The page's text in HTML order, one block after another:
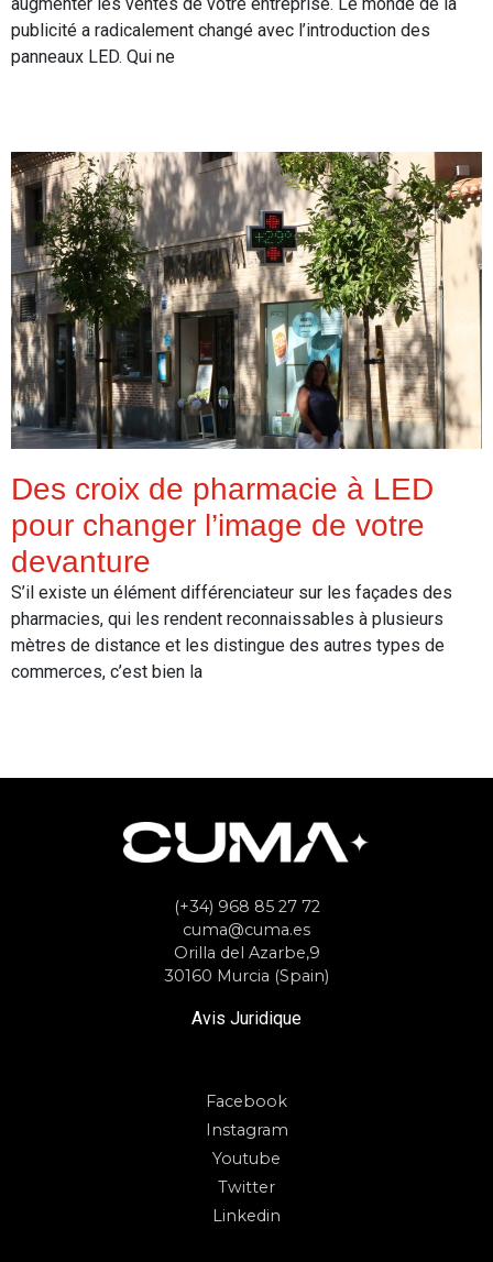
publicité a radicalement changé avec l’introduction des
panneaux LED. Qui ne
Des croix de pharmacie à LED
pour changer l’image de votre
devanture
S’il existe un élément différenciateur sur les façades des
pharmacies, qui les rendent reconnaissables à plusieurs
mètres de distance et les distingue des autres types de
commerces, c’est bien la
(+34) 968 85 27 72
cuma@cuma.es
Orilla del Azarbe,9
30160 Murcia (Spain)
Avis Juridique
Facebook
Instagram
Youtube
Twitter
Linkedin